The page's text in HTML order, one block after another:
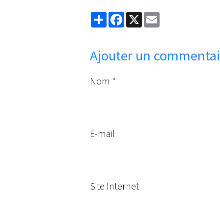
PartagerFacebook
X
Ajouter un
Nom
E-mail
Site Internet